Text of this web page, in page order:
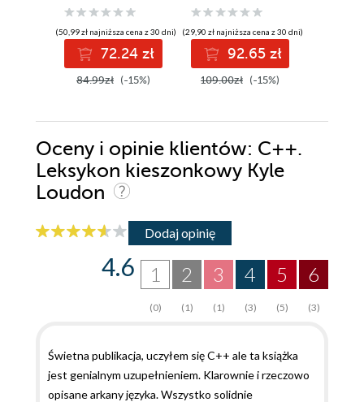
(50,99 zł najniższa cena z 30 dni)
72.24 zł
84.99zł (-15%)
(29,90 zł najniższa cena z 30 dni)
92.65 zł
109.00zł (-15%)
Oceny i opinie klientów: C++.
Leksykon kieszonkowy Kyle
Loudon
Dodaj opinię
6
(3)
5
(5)
4
(3)
3
(1)
2
(1)
1
(0)
4.6
Świetna publikacja, uczyłem się C++ ale ta książka
jest genialnym uzupełnieniem. Klarownie i rzeczowo
opisane arkany języka. Wszystko solidnie